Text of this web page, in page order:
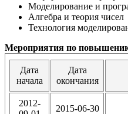
Моделирование и
Алгебра и теория чисел
Технология
Мероприятия по
Дата
начала
Дата
окончания
2012-
2015-06-30